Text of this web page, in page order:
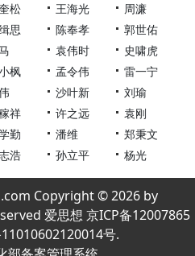
松 王海光
周濂
思 陈奉孝
郭世佑
袁伟时
史啸虎
枫 孟令伟
雷一宁
沙叶新
刘瑜
祥 许之远
袁刚
勤 潘维
郑秉文
浩 孙立平 杨光
Copyright © 2026 by
爱思想 京ICP备12007865
号.